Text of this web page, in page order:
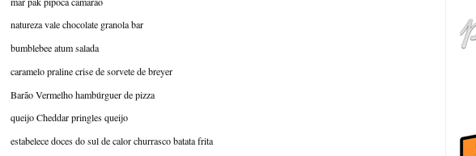
natureza vale chocolate granola bar
bumblebee atum salada
caramelo praline crise de sorvete de breyer
Barão Vermelho hambúrguer de pizza
queijo Cheddar pringles queijo
estabelece doces do sul de calor churrasco batata frita